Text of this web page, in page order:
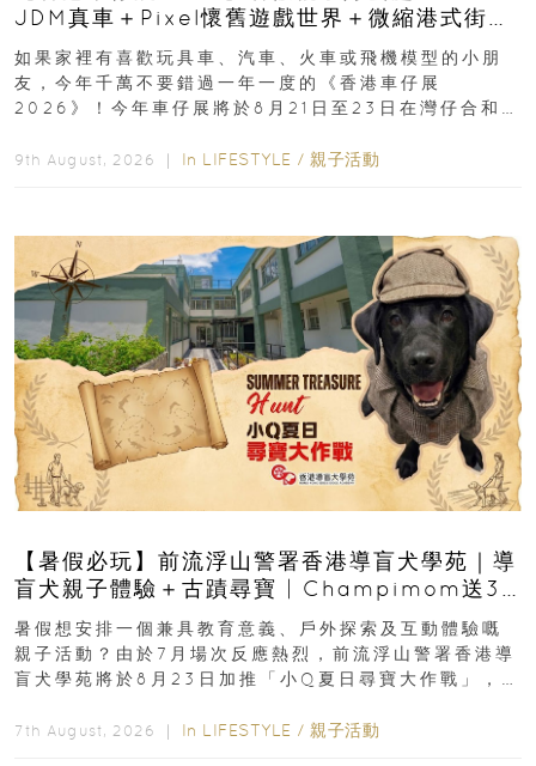
JDM真車＋Pixel懷舊遊戲世界＋微縮港式街景
8月灣仔登場 車迷家庭必去！
如果家裡有喜歡玩具車、汽車、火車或飛機模型的小朋
友，今年千萬不要錯過一年一度的《香港車仔展
2026》！今年車仔展將於8月21日至23日在灣仔合和酒
9th August, 2026 ｜ In LIFESTYLE / 親子活動
【暑假必玩】前流浮山警署香港導盲犬學苑｜導
盲犬親子體驗＋古蹟尋寶 | Champimom送3
組免費名額
暑假想安排一個兼具教育意義、戶外探索及互動體驗嘅
親子活動？由於7月場次反應熱烈，前流浮山警署香港導
盲犬學苑將於8月23日加推「小Q夏日尋寶大作戰」，家
7th August, 2026 ｜ In LIFESTYLE / 親子活動